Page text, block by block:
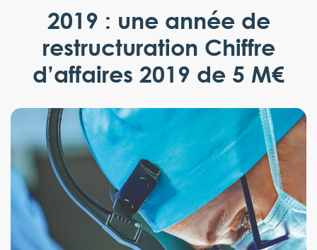
2019 : une année de
restructuration Chiffre
d’affaires 2019 de 5 M€